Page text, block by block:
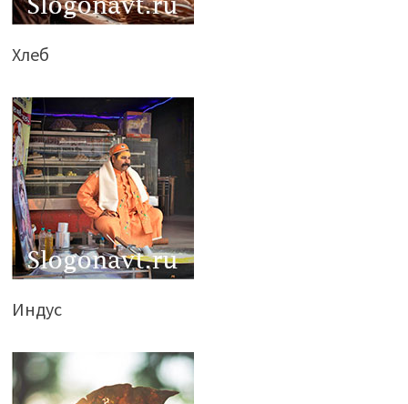
Хлеб
Индус